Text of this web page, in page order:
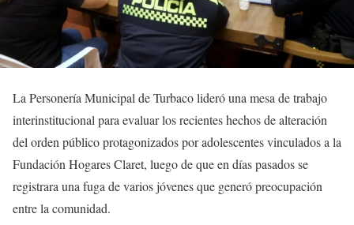
La Personería Municipal de Turbaco lideró una mesa de trabajo
interinstitucional para evaluar los recientes hechos de alteración
del orden público protagonizados por adolescentes vinculados a la
Fundación Hogares Claret, luego de que en días pasados se
registrara una fuga de varios jóvenes que generó preocupación
entre la comunidad.